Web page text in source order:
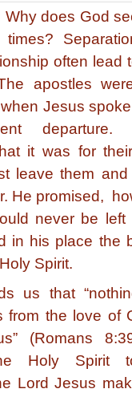
Why does God
often lead
apostles
Jesus
departure.
it was for
leave them and
He promised,
never be left
in his place the
Spirit.
us that
from the love of
(Romans
Holy Spirit
Lord Jesus